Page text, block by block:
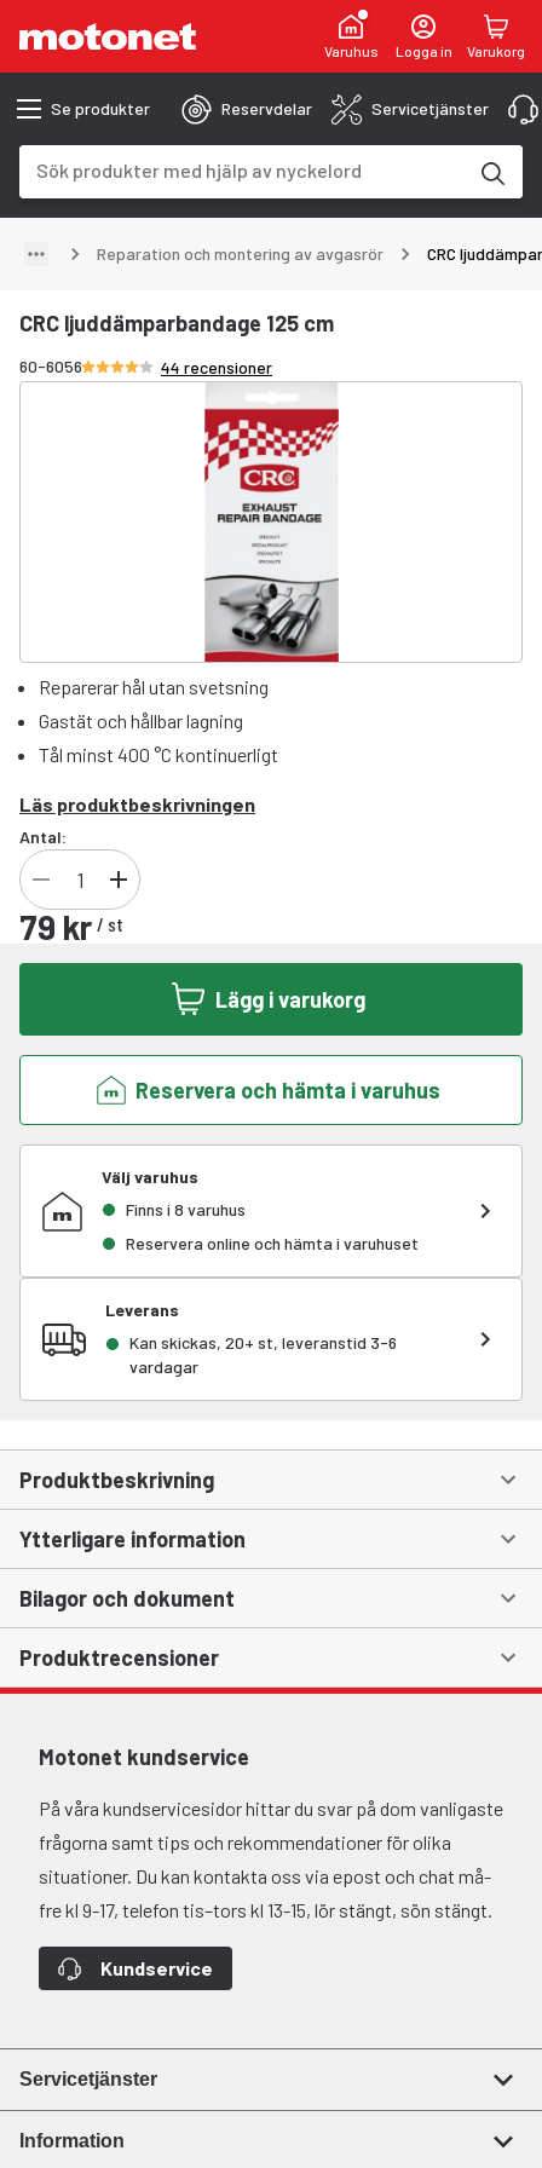
Varuhus Logga in Varukorg
Se produkter Reservdelar Servicetjänster
Reparation och montering av avgasrör CRC
CRC ljuddämparbandage 125 cm
60-6056Betyg 3.9/5 stjärnor
44 recensioner
Reparerar hål utan svetsning
Gastät och hållbar lagning
Tål minst 400 °C kontinuerligt
Läs produktbeskrivningen
Antal:
79 kr / st
Lägg i varukorg
Reservera och hämta i varuhus
Välj varuhus
Finns i 8 varuhus
Reservera online och hämta i varuhuset
Leverans
Kan skickas, 20+ st, leveranstid 3-6
vardagar
Produktbeskrivning
Ytterligare information
Bilagor och dokument
Produktrecensioner
Motonet kundservice
På våra kundservicesidor hittar du svar på dom vanligaste
frågorna samt tips och rekommendationer för olika
situationer. Du kan kontakta oss via epost och chat må-
fre kl 9-17, telefon tis–tors kl 13-15, lör stängt, sön stängt.
Kundservice
Servicetjänster
Information